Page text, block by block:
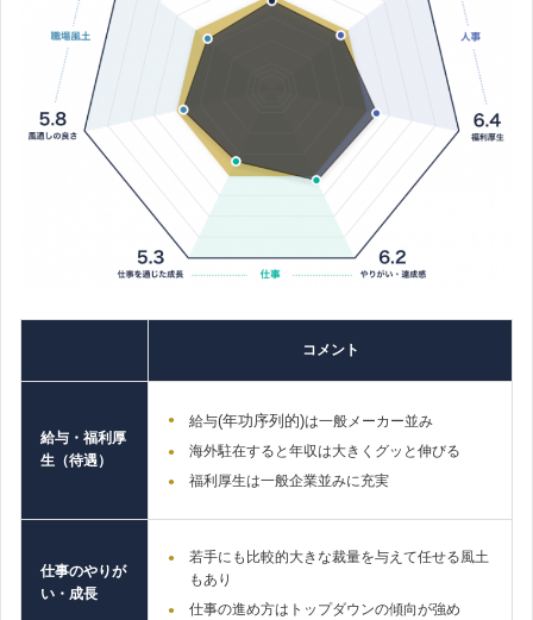
コメント
給与・福利厚
生（待遇）
給与(年功序列的)は一般メーカー並み
海外駐在すると年収は大きくグッと伸びる
福利厚生は一般企業並みに充実
仕事のやりが
い・成長
若手にも比較的大きな裁量を与えて任せる風土
もあり
仕事の進め方はトップダウンの傾向が強め